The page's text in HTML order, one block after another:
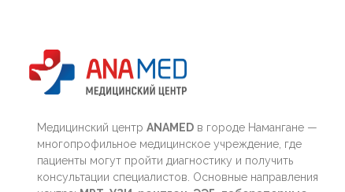
Медицинский центр ANAMEDв городе Намангане —
многопрофильное медицинское учреждение, где
пациенты могут пройти диагностику и получить
консультации специалистов. Основные направления